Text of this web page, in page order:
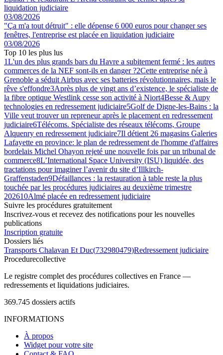
liquidation judiciaire
03/08/2026
"Ça m'a tout détruit" : elle dépense 6 000 euros pour changer ses
fenêtres, l'entreprise est placée en liquidation judiciaire
03/08/2026
Top 10 les plus lus
1L'un des plus grands bars du Havre a subitement fermé : les autres
commerces de la NEF sont-ils en danger ?2Cette entreprise née à
Grenoble a séduit Airbus avec ses batteries révolutionnaires, mais le
rêve s'effondre3Après plus de vingt ans d’existence, le spécialiste de
la fibre optique Westlink cesse son activité à Niort4Besse & Aupy
technologies en redressement judiciaire5Golf de Digne-les-Bains : la
Ville veut trouver un repreneur après le placement en redressement
judiciaire6Télécoms. Spécialiste des réseaux télécoms, Groupe
Alquenry en redressement judiciaire7Il détient 26 magasins Galeries
Lafayette en province: le plan de redressement de l'homme d'affaires
bordelais Michel Ohayon rejeté une nouvelle fois par un tribunal de
commerce8L’International Space University (ISU) liquidée, des
tractations pour imaginer l’avenir du site d’Illkirch-
Graffenstaden9Défaillances : la restauration à table reste la plus
touchée par les procédures judiciaires au deuxième trimestre
202610Almé placée en redressement judiciaire
Suivre les procédures gratuitement
Inscrivez-vous et recevez des notifications pour les nouvelles
publications
Inscription gratuite
Dossiers liés
Transports Chalavan Et Duc(732980479)Redressement judiciaire
Procedurecollective
Le registre complet des procédures collectives en France —
redressements et liquidations judiciaires.
369.745 dossiers actifs
INFORMATIONS
À propos
Widget pour votre site